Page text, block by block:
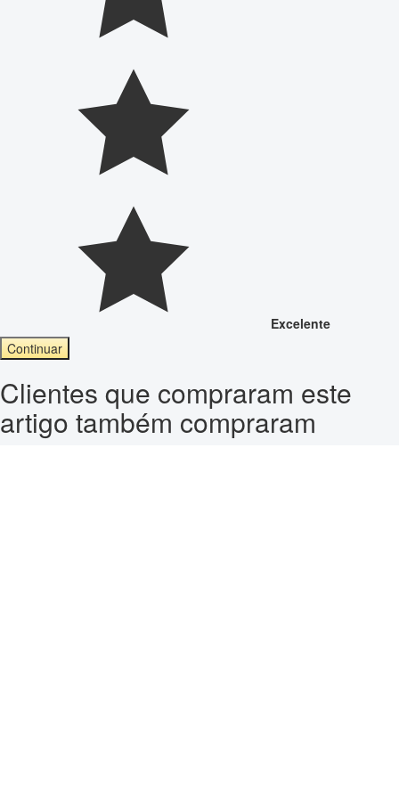
Excelente
Continuar
Clientes que compraram este
artigo também compraram